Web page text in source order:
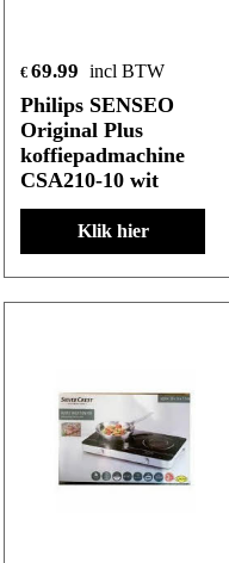
€ 69.99 incl BTW
Philips SENSEO
Original Plus
koffiepadmachine
CSA210-10 wit
Klik hier